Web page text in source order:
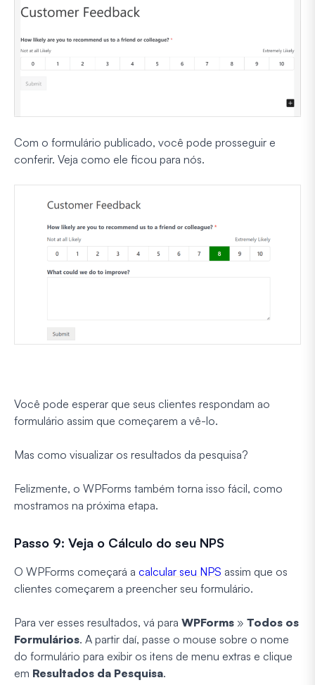
Com o formulário publicado, você pode prosseguir e
conferir. Veja como ele ficou para nós.
Você pode esperar que seus clientes respondam ao
formulário assim que começarem a vê-lo.
Mas como visualizar os resultados da pesquisa?
Felizmente, o WPForms também torna isso fácil, como
mostramos na próxima etapa.
Passo 9: Veja o Cálculo do seu NPS
O WPForms começará a calcular seu NPS assim que os
clientes começarem a preencher seu formulário.
Para ver esses resultados, vá para WPForms » Todos os
Formulários. A partir daí, passe o mouse sobre o nome
do formulário para exibir os itens de menu extras e clique
em Resultados da Pesquisa.